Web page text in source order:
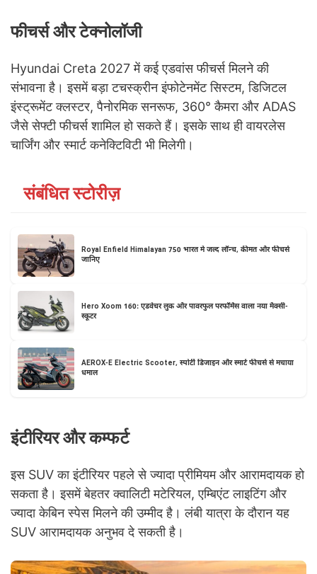
फीचर्स और टेक्नोलॉजी
Hyundai Creta 2027 में कई एडवांस फीचर्स मिलने की
संभावना है। इसमें बड़ा टचस्क्रीन इंफोटेनमेंट सिस्टम, डिजिटल
इंस्ट्रूमेंट क्लस्टर, पैनोरमिक सनरूफ, 360° कैमरा और ADAS
जैसे सेफ्टी फीचर्स शामिल हो सकते हैं। इसके साथ ही वायरलेस
चार्जिंग और स्मार्ट कनेक्टिविटी भी मिलेगी।
संबंधित स्टोरीज़
Royal Enfield Himalayan 750 भारत में जल्द लॉन्च, कीमत और फीचर्स
जानिए
Hero Xoom 160: एडवेंचर लुक और पावरफुल परफॉर्मेंस वाला नया मैक्सी-
स्कूटर
AEROX-E Electric Scooter, स्पोर्टी डिजाइन और स्मार्ट फीचर्स से मचाया
धमाल
इंटीरियर और कम्फर्ट
इस SUV का इंटीरियर पहले से ज्यादा प्रीमियम और आरामदायक हो
सकता है। इसमें बेहतर क्वालिटी मटेरियल, एम्बिएंट लाइटिंग और
ज्यादा केबिन स्पेस मिलने की उम्मीद है। लंबी यात्रा के दौरान यह
SUV आरामदायक अनुभव दे सकती है।